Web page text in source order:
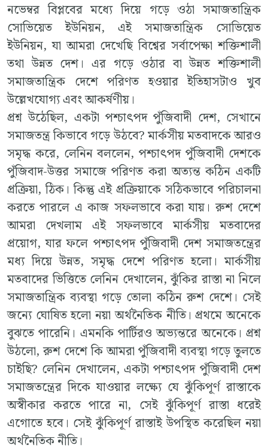
নভেম্বর বিপ্লবের মধ্যে দিয়ে গড়ে ওঠা সমাজতান্ত্রিক
সোভিয়েত ইউনিয়ন, এই সমাজতান্ত্রিক সোভিয়েত
ইউনিয়ন, যা আমরা দেখেছি বিশ্বের সর্বাপেক্ষা শক্তিশালী
তথা উন্নত দেশ। এর গড়ে ওঠার বা উন্নত শক্তিশালী
সমাজতান্ত্রিক দেশে পরিণত হওয়ার ইতিহাসটাও খুব
উল্লেখযোগ্য এবং আকর্ষণীয়।
প্রশ্ন উঠেছিল, একটা পশ্চাৎপদ পুঁজিবাদী দেশ, সেখানে
সমাজতন্ত্র কিভাবে গড়ে উঠবে? মার্কসীয় মতবাদকে আরও
সমৃদ্ধ করে, লেনিন বললেন, পশ্চাৎপদ পুঁজিবাদী দেশকে
পুঁজিবাদ-উত্তর সমাজে পরিণত করা অত্যন্ত কঠিন একটি
প্রক্রিয়া, ঠিক। কিন্তু এই প্রক্রিয়াকে সঠিকভাবে পরিচালনা
করতে পারলে এ কাজ সফলভাবে করা যায়। রুশ দেশে
আমরা দেখলাম এই সফলভাবে মার্কসীয় মতবাদের
প্রয়োগ, যার ফলে পশ্চাৎপদ পুঁজিবাদী দেশ সমাজতন্ত্রের
মধ্য দিয়ে উন্নত, সমৃদ্ধ দেশে পরিণত হলো। মার্কসীয়
মতবাদের ভিত্তিতে লেনিন দেখালেন, ঝুঁকির রাস্তা না নিলে
সমাজতান্ত্রিক ব্যবস্থা গড়ে তোলা কঠিন রুশ দেশে। সেই
জন্যে ঘোষিত হলো নয়া অর্থনৈতিক নীতি। প্রথমে অনেকে
বুঝতে পারেনি। এমনকি পার্টিরও অভ্যন্তরে অনেকে। প্রশ্ন
উঠলো, রুশ দেশে কি আমরা পুঁজিবাদী ব্যবস্থা গড়ে তুলতে
চাইছি? লেনিন দেখালেন, একটা পশ্চাৎপদ পুঁজিবাদী দেশ
সমাজতন্ত্রের দিকে যাওয়ার লক্ষ্যে যে ঝুঁকিপূর্ণ রাস্তাকে
অস্বীকার করতে পারে না, সেই ঝুঁকিপূর্ণ রাস্তা ধরেই
এগোতে হবে। সেই ঝুঁকিপূর্ণ রাস্তাই উপস্থিত করেছিল নয়া
অর্থনৈতিক নীতি।